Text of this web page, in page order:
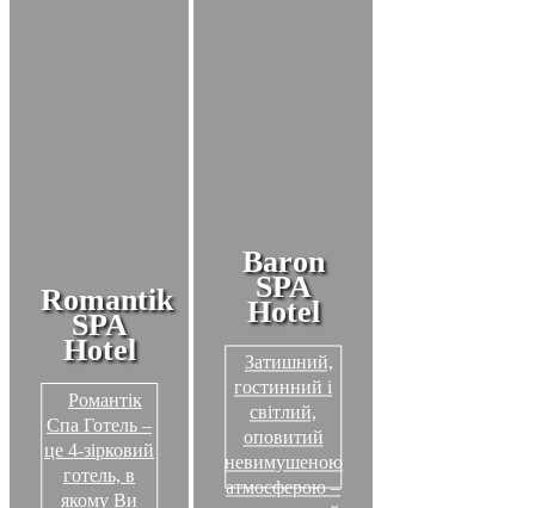
Romantik
SPA
Hotel
Романтік
Спа Готель –
це 4-зірковий
готель, в
якому Ви
Baron
SPA
Hotel
Затишний,
гостинний і
світлий,
оповитий
невимушеною
атмосферою –